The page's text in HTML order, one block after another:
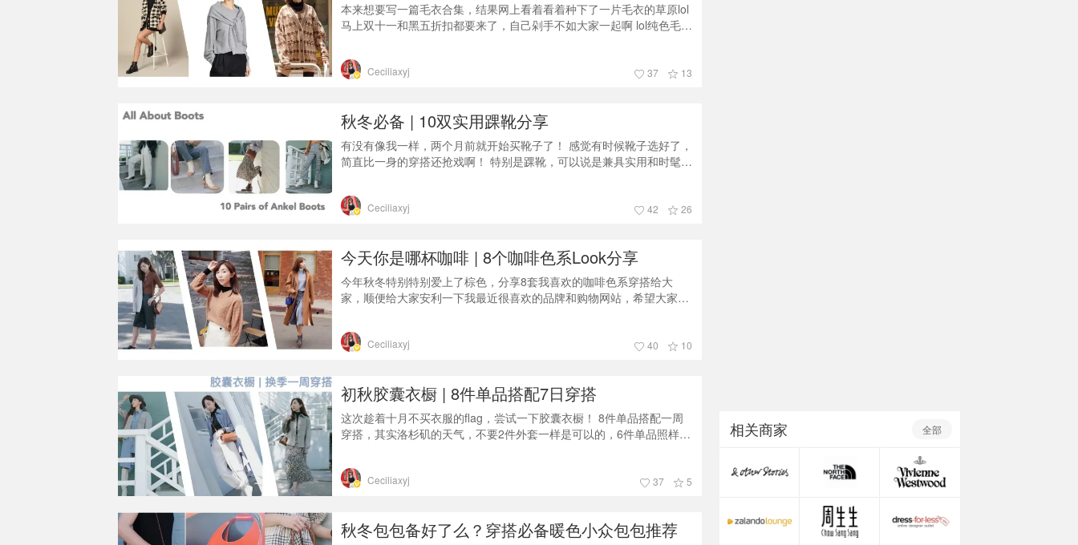
本来想要写一篇毛衣合集，结果网上看着看着种下了一片毛衣的草原lol
马上双十一和黑五折扣都要来了，自己剁手不如大家一起啊 lol纯色毛
常适合毛衣本身的温暖感。像下图这种monotone的穿搭，是我今年秋
冬想要多多尝试的风格呢。废话不多说直接上草单了：首先是Farfetch
Ceciliaxyj 37 13
秋冬必备 | 10双实用踝靴分享
有没有像我一样，两个月前就开始买靴子了！ 感觉有时候靴子选好了，
简直比一身的穿搭还抢戏啊！ 特别是踝靴，可以说是兼具实用和时髦的
重点说靴子，穿搭的信息请移步我的晒货哦~ 爱你们^ 这些靴子有的是
我今年入手的新款，也有的是已经陪伴了我一两年的旧款，但是都是今
Ceciliaxyj 42 26
今天你是哪杯咖啡 | 8个咖啡色系Look分享
今年秋冬特别特别爱上了棕色，分享8套我喜欢的咖啡色系穿搭给大
家，顺便给大家安利一下我最近很喜欢的品牌和购物网站，希望大家喜
色搭配，再用一些亮色点缀在靴子和包包上面，简洁不简单。Look 1：
上衣来自Uniqlo的普通系列，材质很舒服，颜色就是非常纯正的棕色，
Ceciliaxyj 40 10
初秋胶囊衣橱 | 8件单品搭配7日穿搭
这次趁着十月不买衣服的flag，尝试一下胶囊衣橱！ 8件单品搭配一周
穿搭，其实洛杉矶的天气，不要2件外套一样是可以的，6件单品照样可
详细一些，感兴趣的小伙伴也可以去翻翻看哦。上衣：衬衫 – 1) pixie
market 蓝色衬衫 2) Uniqlo U米色衬衫， 这件版型真的很好，不过米
Ceciliaxyj 37 5
秋冬包包备好了么？穿搭必备暖色小众包包推荐
全部
相关商家